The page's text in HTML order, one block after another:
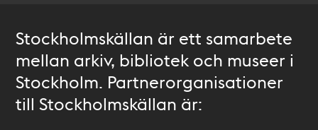
Stockholmskällan är ett samarbete
mellan arkiv, bibliotek och museer i
Stockholm. Partnerorganisationer
till Stockholmskällan är: